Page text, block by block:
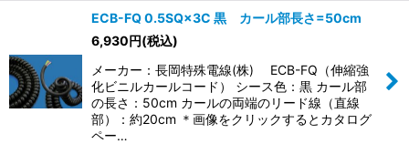
ECB-FQ 0.5SQ×3C 黒 カール部長さ=50cm
6,930円(税込)
メーカー：長岡特殊電線(株) ECB-FQ（伸縮強
化ビニルカールコード） シース色：黒 カール部
の長さ：50cm カールの両端のリード線（直線
部）：約20cm ＊画像をクリックするとカタログ
ペー…